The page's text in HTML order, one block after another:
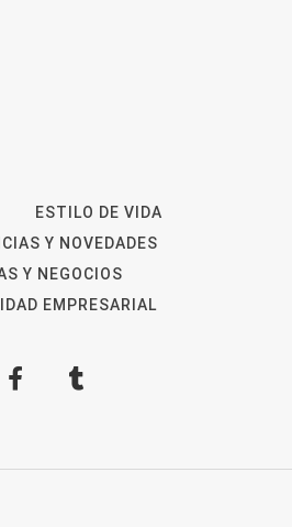
ESTILO DE VIDA
Y NOVEDADES
Y NEGOCIOS
EMPRESARIAL